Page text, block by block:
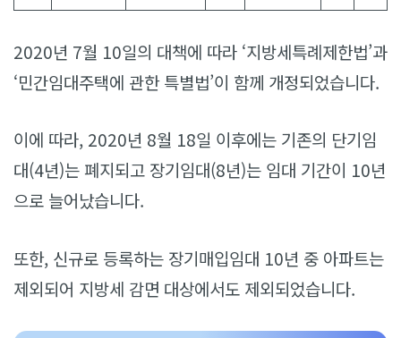
2020년 7월 10일의 대책에 따라 ‘지방세특례제한법’과
‘민간임대주택에 관한 특별법’이 함께 개정되었습니다.
이에 따라, 2020년 8월 18일 이후에는 기존의 단기임
대(4년)는 폐지되고 장기임대(8년)는 임대 기간이 10년
으로 늘어났습니다.
또한, 신규로 등록하는 장기매입임대 10년 중 아파트는
제외되어 지방세 감면 대상에서도 제외되었습니다.